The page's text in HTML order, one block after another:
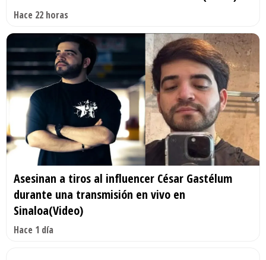
Hace 22 horas
Asesinan a tiros al influencer César Gastélum
durante una transmisión en vivo en
Sinaloa(Video)
Hace 1 día